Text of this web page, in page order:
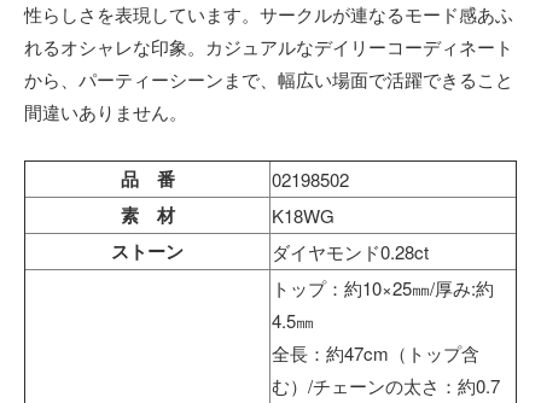
性らしさを表現しています。サークルが連なるモード感あふ
れるオシャレな印象。カジュアルなデイリーコーディネート
から、パーティーシーンまで、幅広い場面で活躍できること
間違いありません。
品 番 02198502
素 材 K18WG
ストーン ダイヤモンド0.28ct
トップ：約10×25㎜/厚み:約
4.5㎜
全長：約47cm（トップ含
む）/チェーンの太さ：約0.7